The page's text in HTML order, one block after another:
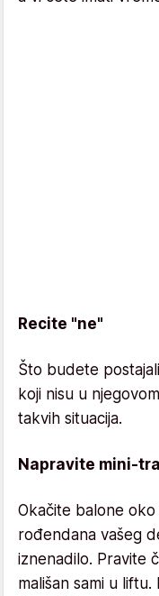
Recite "ne"
Što budete
koji nisu u
takvih situacija.
Napravite mini-
Okačite balone
rođendana vašeg
iznenadilo. Pravite
mališan sami u